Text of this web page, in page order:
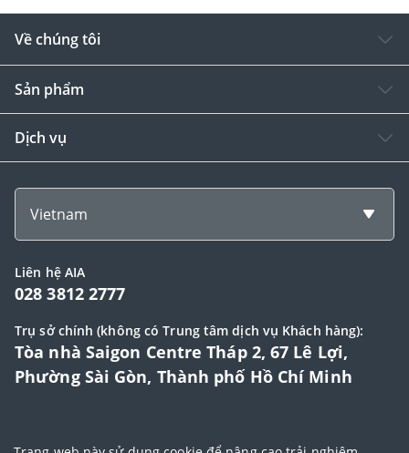
Về chúng tôi
Sản phẩm
Dịch vụ
Vietnam
Liên hệ AIA
028 3812 2777
Trụ sở chính (không có Trung tâm dịch vụ Khách hàng):
Tòa nhà Saigon Centre Tháp 2, 67 Lê Lợi,
Phường Sài Gòn, Thành phố Hồ Chí Minh